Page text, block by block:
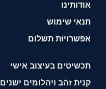
אודותינו
תנאי שימוש
אפשרויות תשלום
תכשיטים בעיצוב אישי
קנית זהב ויהלומים ישנים